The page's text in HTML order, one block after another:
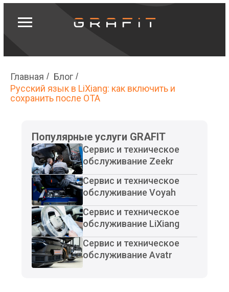
Записаться
Главная / Блог /
Русский язык в LiXiang: как включить и
сохранить после OTA
Популярные услуги GRAFIT
Сервис и техническое
обслуживание Zeekr
Сервис и техническое
обслуживание Voyah
Сервис и техническое
обслуживание LiXiang
Сервис и техническое
обслуживание Avatr